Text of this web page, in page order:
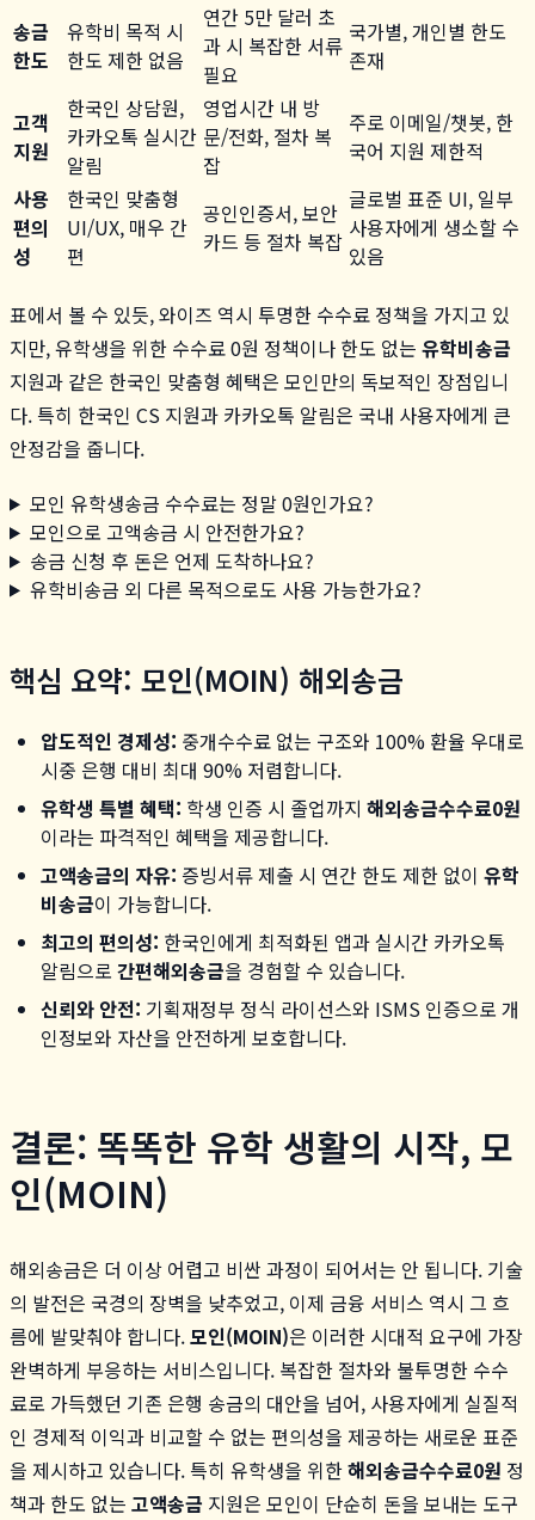
송금
한도
유학비 목적 시
한도 제한 없음
연간 5만 달러 초
과 시 복잡한 서류
필요
국가별, 개인별 한도
존재
고객
지원
한국인 상담원,
카카오톡 실시간
알림
영업시간 내 방
문/전화, 절차 복
잡
주로 이메일/챗봇, 한
국어 지원 제한적
사용
편의
성
한국인 맞춤형
UI/UX, 매우 간
편
공인인증서, 보안
카드 등 절차 복잡
글로벌 표준 UI, 일부
사용자에게 생소할 수
있음
표에서 볼 수 있듯, 와이즈 역시 투명한 수수료 정책을 가지고 있
지만, 유학생을 위한 수수료 0원 정책이나 한도 없는 유학비송금
지원과 같은 한국인 맞춤형 혜택은 모인만의 독보적인 장점입니
다. 특히 한국인 CS 지원과 카카오톡 알림은 국내 사용자에게 큰
안정감을 줍니다.
모인 유학생송금 수수료는 정말 0원인가요?
모인으로 고액송금 시 안전한가요?
송금 신청 후 돈은 언제 도착하나요?
유학비송금 외 다른 목적으로도 사용 가능한가요?
핵심 요약: 모인(MOIN) 해외송금
압도적인 경제성: 중개수수료 없는 구조와 100% 환율 우대로
시중 은행 대비 최대 90% 저렴합니다.
유학생 특별 혜택: 학생 인증 시 졸업까지 해외송금수수료0원
이라는 파격적인 혜택을 제공합니다.
고액송금의 자유: 증빙서류 제출 시 연간 한도 제한 없이 유학
비송금이 가능합니다.
최고의 편의성: 한국인에게 최적화된 앱과 실시간 카카오톡
알림으로 간편해외송금을 경험할 수 있습니다.
신뢰와 안전: 기획재정부 정식 라이선스와 ISMS 인증으로 개
인정보와 자산을 안전하게 보호합니다.
결론: 똑똑한 유학 생활의 시작, 모
인(MOIN)
해외송금은 더 이상 어렵고 비싼 과정이 되어서는 안 됩니다. 기술
의 발전은 국경의 장벽을 낮추었고, 이제 금융 서비스 역시 그 흐
름에 발맞춰야 합니다.모인(MOIN)은 이러한 시대적 요구에 가장
완벽하게 부응하는 서비스입니다. 복잡한 절차와 불투명한 수수
료로 가득했던 기존 은행 송금의 대안을 넘어, 사용자에게 실질적
인 경제적 이익과 비교할 수 없는 편의성을 제공하는 새로운 표준
을 제시하고 있습니다. 특히 유학생을 위한해외송금수수료0원 정
책과 한도 없는 고액송금 지원은 모인이 단순히 돈을 보내는 도구